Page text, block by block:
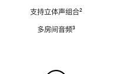
支持立体声组合脚
²
多房间音频脚
³